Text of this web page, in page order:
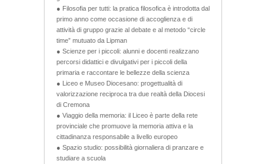
● Filosofia per tutti: la pratica filosofica è introdotta dal
primo anno come occasione di accoglienza e di
attività di gruppo grazie al debate e al metodo “circle
time” mutuato da Lipman
● Scienze per i piccoli: alunni e docenti realizzano
percorsi didattici e divulgativi per i piccoli della
primaria e raccontare le bellezze della scienza
● Liceo e Museo Diocesano: progettualità di
valorizzazione reciproca tra due realtà della Diocesi
di Cremona
● Viaggio della memoria: il Liceo è parte della rete
provinciale che promuove la memoria attiva e la
cittadinanza responsabile a livello europeo
● Spazio studio: possibilità giornaliera di pranzare e
studiare a scuola